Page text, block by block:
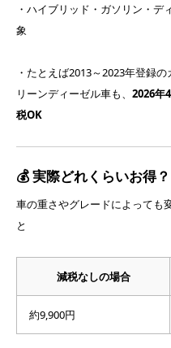
・ハイブリッド・ガソリン・
象
・たとえば2013～2023年登録
リーンディーゼル車も、 2026年
税OK
💰 実際どれくらいお得？
車の重さやグレードによっても
と
減税なしの場合
約9,900円